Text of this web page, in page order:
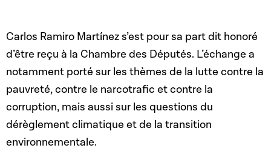
Carlos Ramiro Martínez s’est pour sa part dit honoré
d’être reçu à la Chambre des Députés. L’échange a
notamment porté sur les thèmes de la lutte contre la
pauvreté, contre le narcotrafic et contre la
corruption, mais aussi sur les questions du
dérèglement climatique et de la transition
environnementale.